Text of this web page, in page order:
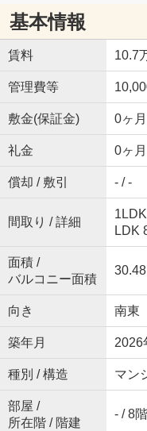
基本情報
賃料 10.7
管理費等
敷金(保証金) 0ヶ
礼金 0ヶ月
償却 / 敷引 - / -
間取り / 詳細
1LDK
LDK
面積 /
バルコニー面積
向き 南東
築年月 2026
種別 / 構造 マン
部屋 /
所在階 / 階建
- / 8